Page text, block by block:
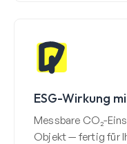
ESG-Wirkung
Messbare CO₂-
Objekt — fertig für